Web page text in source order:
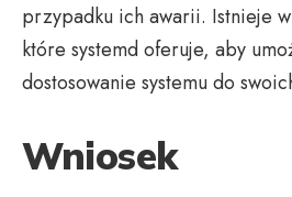
przypadku ich awarii. Istnieje
które systemd oferuje, aby
dostosowanie systemu do
Wniosek